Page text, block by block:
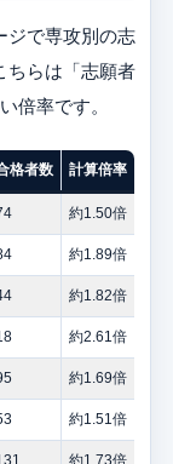
ジで専攻別の志
ちらは「志願者
倍率です。
格者数 計算倍率
約1.50倍
約1.89倍
約1.82倍
約2.61倍
約1.69倍
約1.51倍